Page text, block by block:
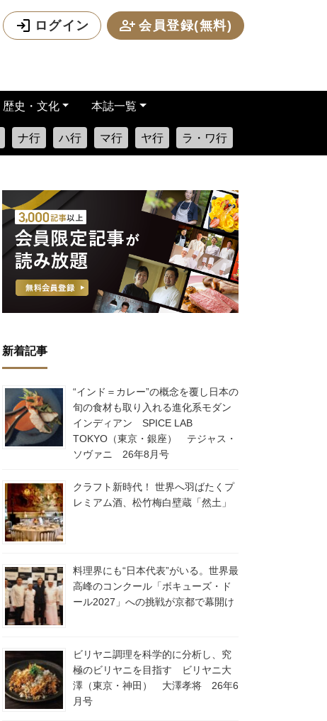
ログイン 会員登録(無料)
歴史・文化 本誌一覧
ナ行 ハ行 マ行 ヤ行 ラ・ワ行
新着記事
“インド＝カレー”の概念を覆し日本の
旬の食材も取り入れる進化系モダン
インディアン SPICE LAB
TOKYO（東京・銀座） テジャス・
ソヴァニ 26年8月号
クラフト新時代！ 世界へ羽ばたくプ
レミアム酒、松竹梅白壁蔵「然土」
料理界にも“日本代表”がいる。世界最
高峰のコンクール「ボキューズ・ド
ール2027」への挑戦が京都で幕開け
ビリヤニ調理を科学的に分析し、究
極のビリヤニを目指す ビリヤニ大
澤（東京・神田） 大澤孝将 26年6
月号